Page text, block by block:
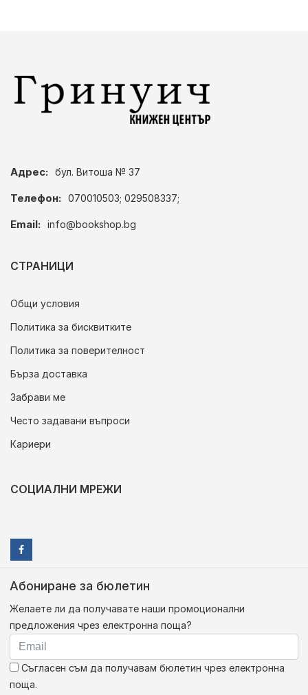
Адрес: бул. Витоша № 37
Телефон: 070010503; 029508337;
Email: info@bookshop.bg
СТРАНИЦИ
Общи условия
Политика за бисквитките
Политика за поверителност
Бърза доставка
Забрави ме
Често задавани въпроси
Кариери
СОЦИАЛНИ МРЕЖИ
Абониране за бюлетин
Желаете ли да получавате наши промоционални
предложения чрез електронна поща?
Съгласен съм да получавам бюлетин чрез електронна
поща.